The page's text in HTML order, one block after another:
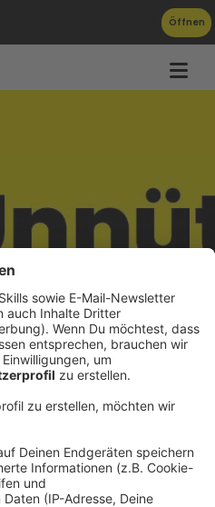
Öffnen